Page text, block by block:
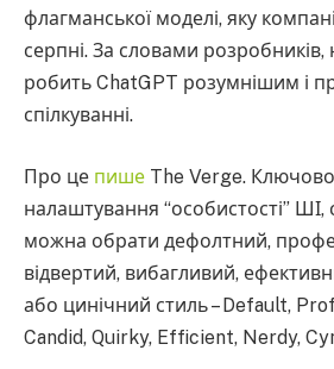
флагманської моделі, яку
серпні. За словами розробників,
робить ChatGPT розумнішим і
спілкуванні.
Про це пише The Verge.
налаштування “особистості” ШІ,
можна обрати дефолтний,
відвертий, вибагливий,
або цинічний стиль – Default,
Candid, Quirky, Efficient, Nerdy,